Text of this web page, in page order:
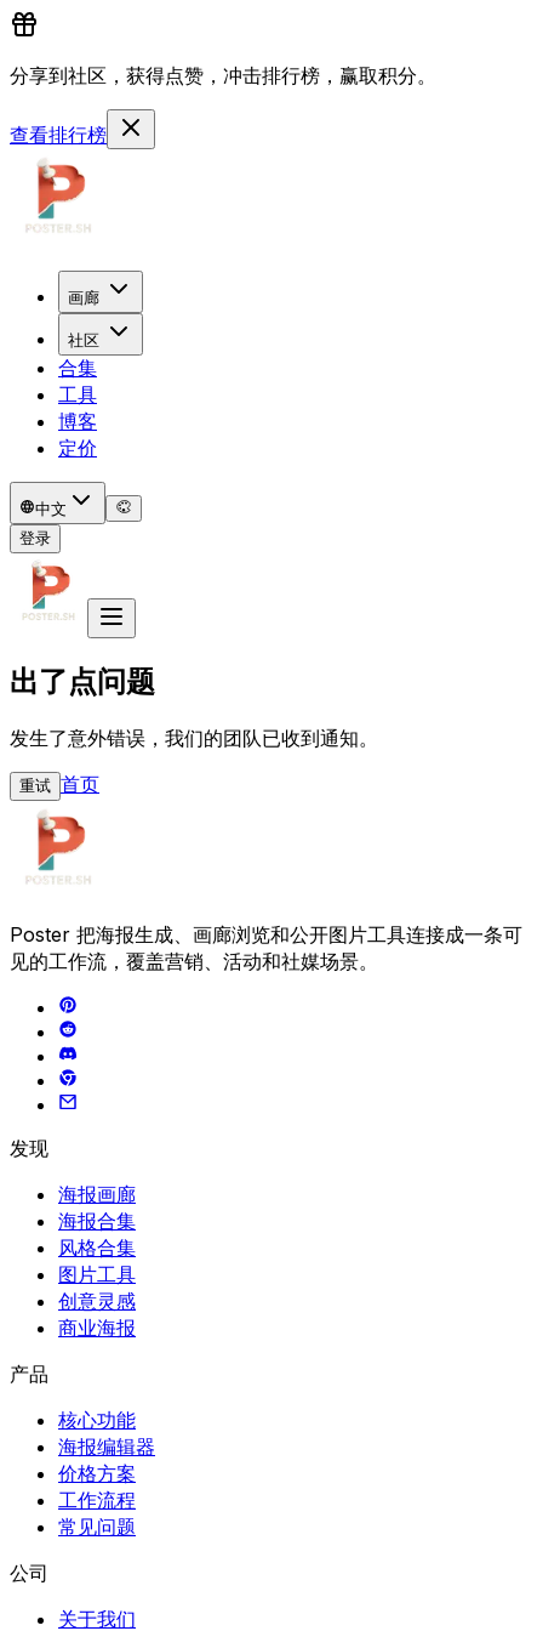
分享到社区，获得点赞，冲击排行榜，赢取积分。
查看排行榜
画廊
社区
合集
工具
博客
定价
中文
登录
出了点问题
发生了意外错误，我们的团队已收到通知。
重试 首页
Poster 把海报生成、画廊浏览和公开图片工具连接成一条可
见的工作流，覆盖营销、活动和社媒场景。
发现
海报画廊
海报合集
风格合集
图片工具
创意灵感
商业海报
产品
核心功能
海报编辑器
价格方案
工作流程
常见问题
公司
关于我们